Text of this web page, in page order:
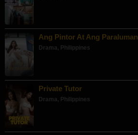
Ang Pintor At Ang Paraluman
Drama, Philippines
Private Tutor
Drama, Philippines